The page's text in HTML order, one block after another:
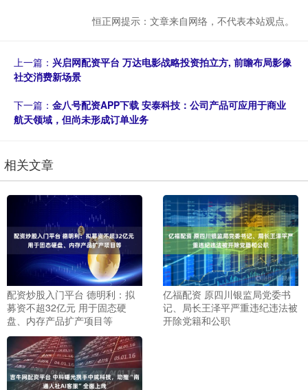
恒正网提示：文章来自网络，不代表本站观点。
上一篇： 兴启网配资平台 万达电影战略投资拍立方, 前瞻布局影像
社交消费新场景
下一篇： 金八号配资APP下载 安泰科技：公司产品可应用于商业
航天领域，但尚未形成订单业务
相关文章
配资炒股入门平台 德明利：拟
募资不超32亿元 用于固态硬
盘、内存产品扩产项目等
亿福配资 原四川银监局党委书
记、局长王泽平严重违纪违法被
开除党籍和公职